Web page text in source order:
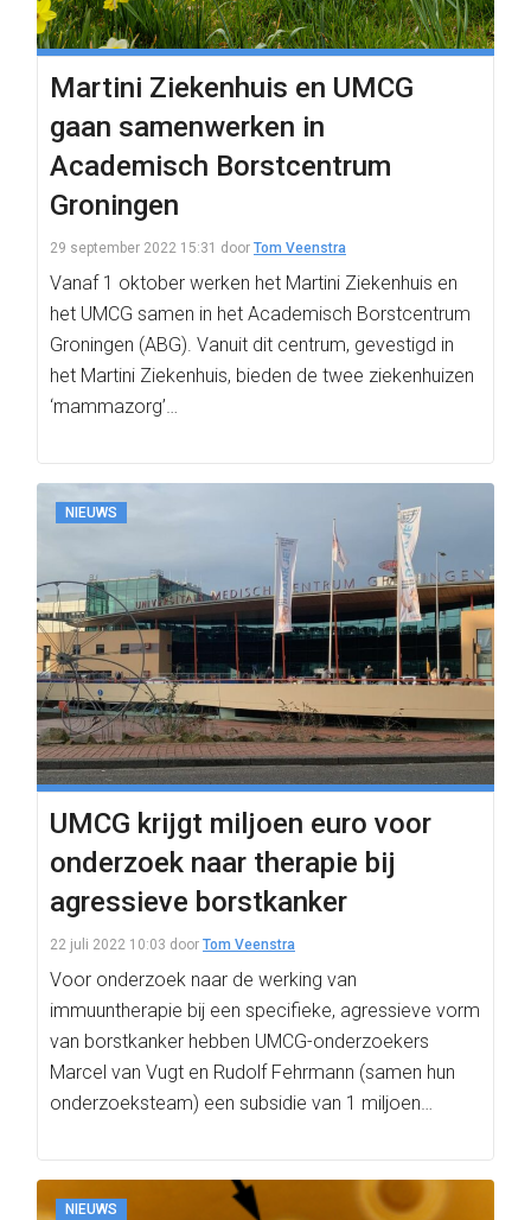
Martini Ziekenhuis en UMCG
gaan samenwerken in
Academisch Borstcentrum
Groningen
29 september 2022 15:31 door Tom Veenstra
Vanaf 1 oktober werken het Martini Ziekenhuis en
het UMCG samen in het Academisch Borstcentrum
Groningen (ABG). Vanuit dit centrum, gevestigd in
het Martini Ziekenhuis, bieden de twee ziekenhuizen
‘mammazorg’…
NIEUWS
UMCG krijgt miljoen euro voor
onderzoek naar therapie bij
agressieve borstkanker
22 juli 2022 10:03 door Tom Veenstra
Voor onderzoek naar de werking van
immuuntherapie bij een specifieke, agressieve vorm
van borstkanker hebben UMCG-onderzoekers
Marcel van Vugt en Rudolf Fehrmann (samen hun
onderzoeksteam) een subsidie van 1 miljoen…
NIEUWS